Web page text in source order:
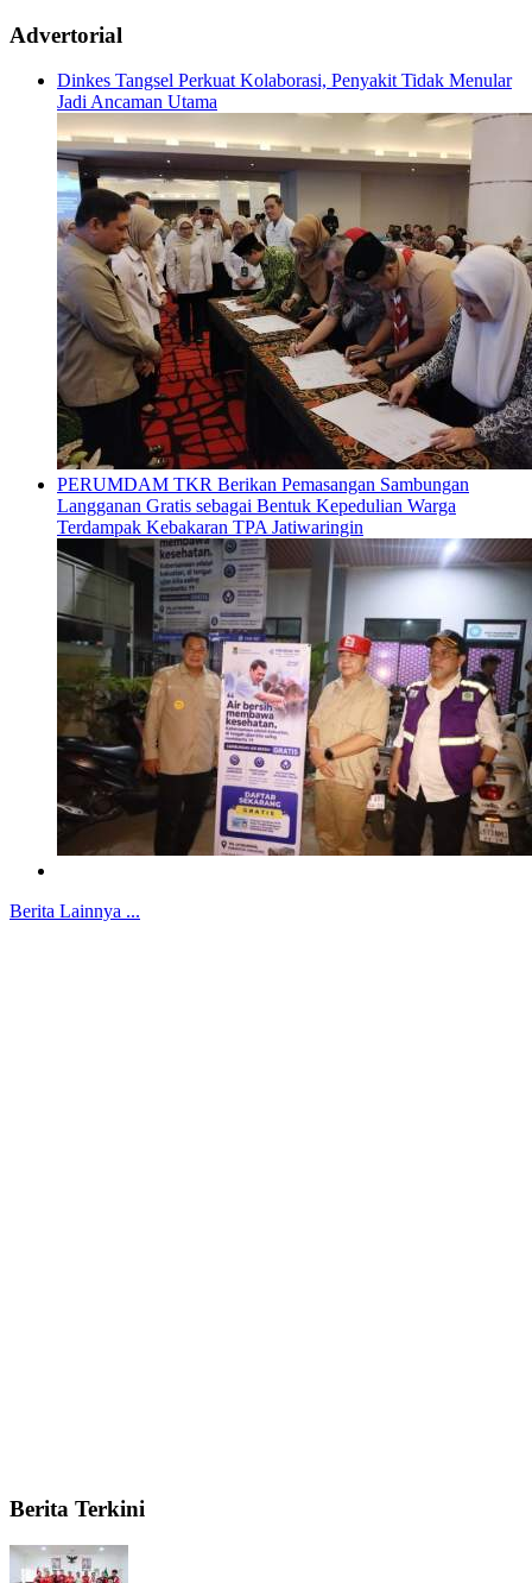
Advertorial
Dinkes Tangsel Perkuat Kolaborasi, Penyakit Tidak Menular
Jadi Ancaman Utama
PERUMDAM TKR Berikan Pemasangan Sambungan
Langganan Gratis sebagai Bentuk Kepedulian Warga
Terdampak Kebakaran TPA Jatiwaringin
Berita Lainnya ...
Berita Terkini